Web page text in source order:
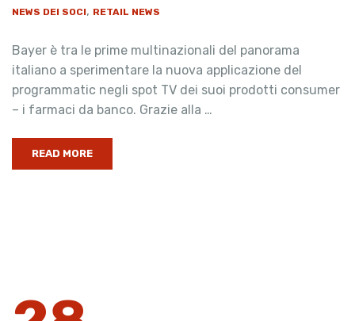
NEWS DEI SOCI, RETAIL NEWS
Bayer è tra le prime multinazionali del panorama
italiano a sperimentare la nuova applicazione del
programmatic negli spot TV dei suoi prodotti consumer
– i farmaci da banco. Grazie alla …
READ MORE